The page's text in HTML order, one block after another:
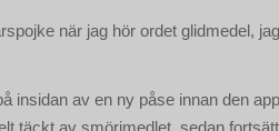
när jag hör ordet glidmedel,
insidan av en ny påse innan den
täckt av smörjmedlet, sedan